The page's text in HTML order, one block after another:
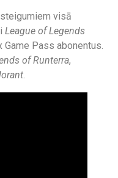
visā
League of Legends
Pass abonentus.
of Runterra,
.